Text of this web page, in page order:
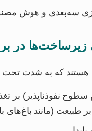
سه‌بعدی و هوش
که به شدت تحت
نفوذناپذیر) بر
طبیعت (مانند